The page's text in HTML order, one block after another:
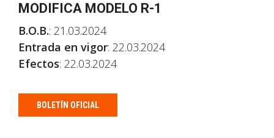
MODIFICA MODELO R-1
B.O.B.: 21.03.2024
Entrada en vigor: 22.03.2024
Efectos: 22.03.2024
BOLETÍN OFICIAL